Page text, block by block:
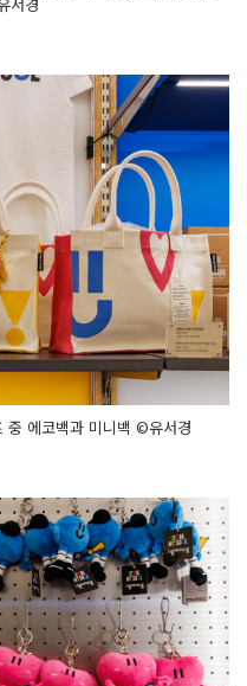
서경
중 에코백과 미니백 ©유서경